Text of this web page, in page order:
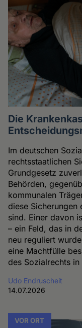
Die
Im deutschen
rechtsstaatlichen
Grundgesetz
Behörden,
kommunalen
diese Sicherungen
sind. Einer davon
– ein Feld, das in
neu reguliert
eine Machtfülle
des Sozialrechts
Udo Endruscheit
14.07.2026
VOR ORT